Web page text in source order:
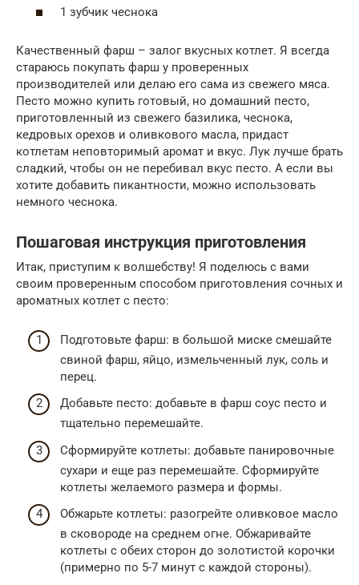
1 зубчик чеснока
Качественный фарш – залог вкусных котлет. Я всегда
стараюсь покупать фарш у проверенных
производителей или делаю его сама из свежего мяса.
Песто можно купить готовый, но домашний песто,
приготовленный из свежего базилика, чеснока,
кедровых орехов и оливкового масла, придаст
котлетам неповторимый аромат и вкус. Лук лучше брать
сладкий, чтобы он не перебивал вкус песто. А если вы
хотите добавить пикантности, можно использовать
немного чеснока.
Пошаговая инструкция приготовления
Итак, приступим к волшебству! Я поделюсь с вами
своим проверенным способом приготовления сочных и
ароматных котлет с песто:
Подготовьте фарш: в большой миске смешайте
свиной фарш, яйцо, измельченный лук, соль и
перец.
Добавьте песто: добавьте в фарш соус песто и
тщательно перемешайте.
Сформируйте котлеты: добавьте панировочные
сухари и еще раз перемешайте. Сформируйте
котлеты желаемого размера и формы.
Обжарьте котлеты: разогрейте оливковое масло
в сковороде на среднем огне. Обжаривайте
котлеты с обеих сторон до золотистой корочки
(примерно по 5-7 минут с каждой стороны).